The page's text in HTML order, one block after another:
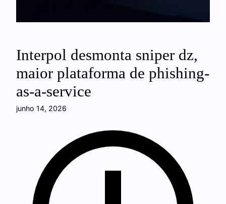
Interpol desmonta sniper dz,
maior plataforma de phishing-
as-a-service
junho 14, 2026